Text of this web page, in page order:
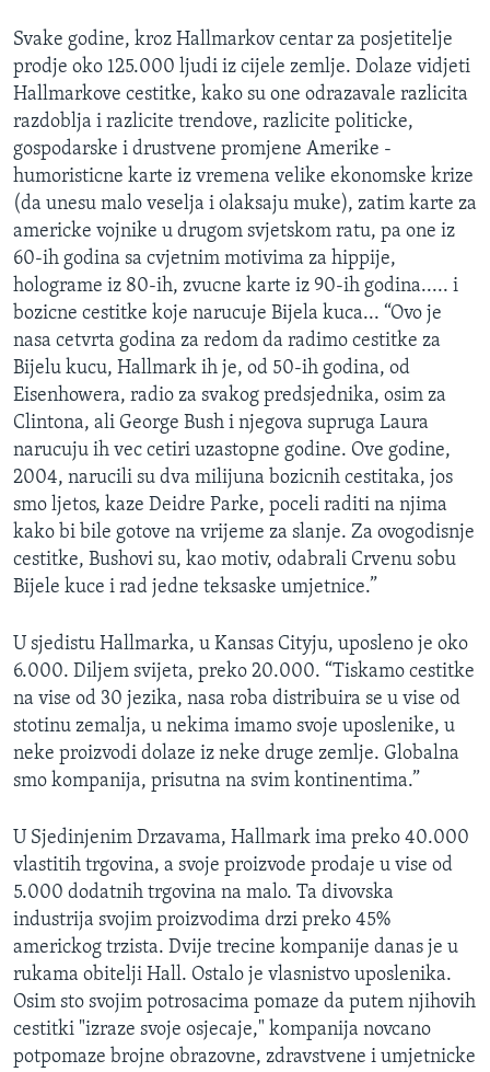
Svake godine, kroz Hallmarkov centar za posjetitelje
prodje oko 125.000 ljudi iz cijele zemlje. Dolaze vidjeti
Hallmarkove cestitke, kako su one odrazavale razlicita
razdoblja i razlicite trendove, razlicite politicke,
gospodarske i drustvene promjene Amerike -
humoristicne karte iz vremena velike ekonomske krize
(da unesu malo veselja i olaksaju muke), zatim karte za
americke vojnike u drugom svjetskom ratu, pa one iz
60-ih godina sa cvjetnim motivima za hippije,
holograme iz 80-ih, zvucne karte iz 90-ih godina..... i
bozicne cestitke koje narucuje Bijela kuca... “Ovo je
nasa cetvrta godina za redom da radimo cestitke za
Bijelu kucu, Hallmark ih je, od 50-ih godina, od
Eisenhowera, radio za svakog predsjednika, osim za
Clintona, ali George Bush i njegova supruga Laura
narucuju ih vec cetiri uzastopne godine. Ove godine,
2004, narucili su dva milijuna bozicnih cestitaka, jos
smo ljetos, kaze Deidre Parke, poceli raditi na njima
kako bi bile gotove na vrijeme za slanje. Za ovogodisnje
cestitke, Bushovi su, kao motiv, odabrali Crvenu sobu
Bijele kuce i rad jedne teksaske umjetnice.”
U sjedistu Hallmarka, u Kansas Cityju, uposleno je oko
6.000. Diljem svijeta, preko 20.000. “Tiskamo cestitke
na vise od 30 jezika, nasa roba distribuira se u vise od
stotinu zemalja, u nekima imamo svoje uposlenike, u
neke proizvodi dolaze iz neke druge zemlje. Globalna
smo kompanija, prisutna na svim kontinentima.”
U Sjedinjenim Drzavama, Hallmark ima preko 40.000
vlastitih trgovina, a svoje proizvode prodaje u vise od
5.000 dodatnih trgovina na malo. Ta divovska
industrija svojim proizvodima drzi preko 45%
americkog trzista. Dvije trecine kompanije danas je u
rukama obitelji Hall. Ostalo je vlasnistvo uposlenika.
Osim sto svojim potrosacima pomaze da putem njihovih
cestitki "izraze svoje osjecaje," kompanija novcano
potpomaze brojne obrazovne, zdravstvene i umjetnicke